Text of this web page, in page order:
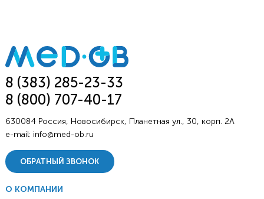
8 (383) 285-23-33
8 (800) 707-40-17
630084 Россия, Новосибирск, Планетная ул., 30, корп. 2А
e-mail: info@med-ob.ru
ОБРАТНЫЙ ЗВОНОК
О КОМПАНИИ